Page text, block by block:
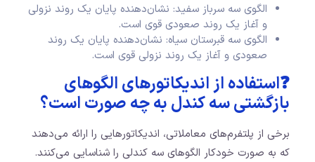
الگوی سه سرباز سفید: نشان‌دهنده پایان یک روند نزولی
و آغاز یک روند صعودی قوی است.
الگوی سه قبرستان سیاه: نشان‌دهنده پایان یک روند
صعودی و آغاز یک روند نزولی قوی است.
❓استفاده از اندیکاتورهای الگوهای
بازگشتی سه کندل به چه صورت است؟
برخی از پلتفرم‌های معاملاتی، اندیکاتورهایی را ارائه می‌دهند
که به صورت خودکار الگوهای سه کندلی را شناسایی می‌کنند.